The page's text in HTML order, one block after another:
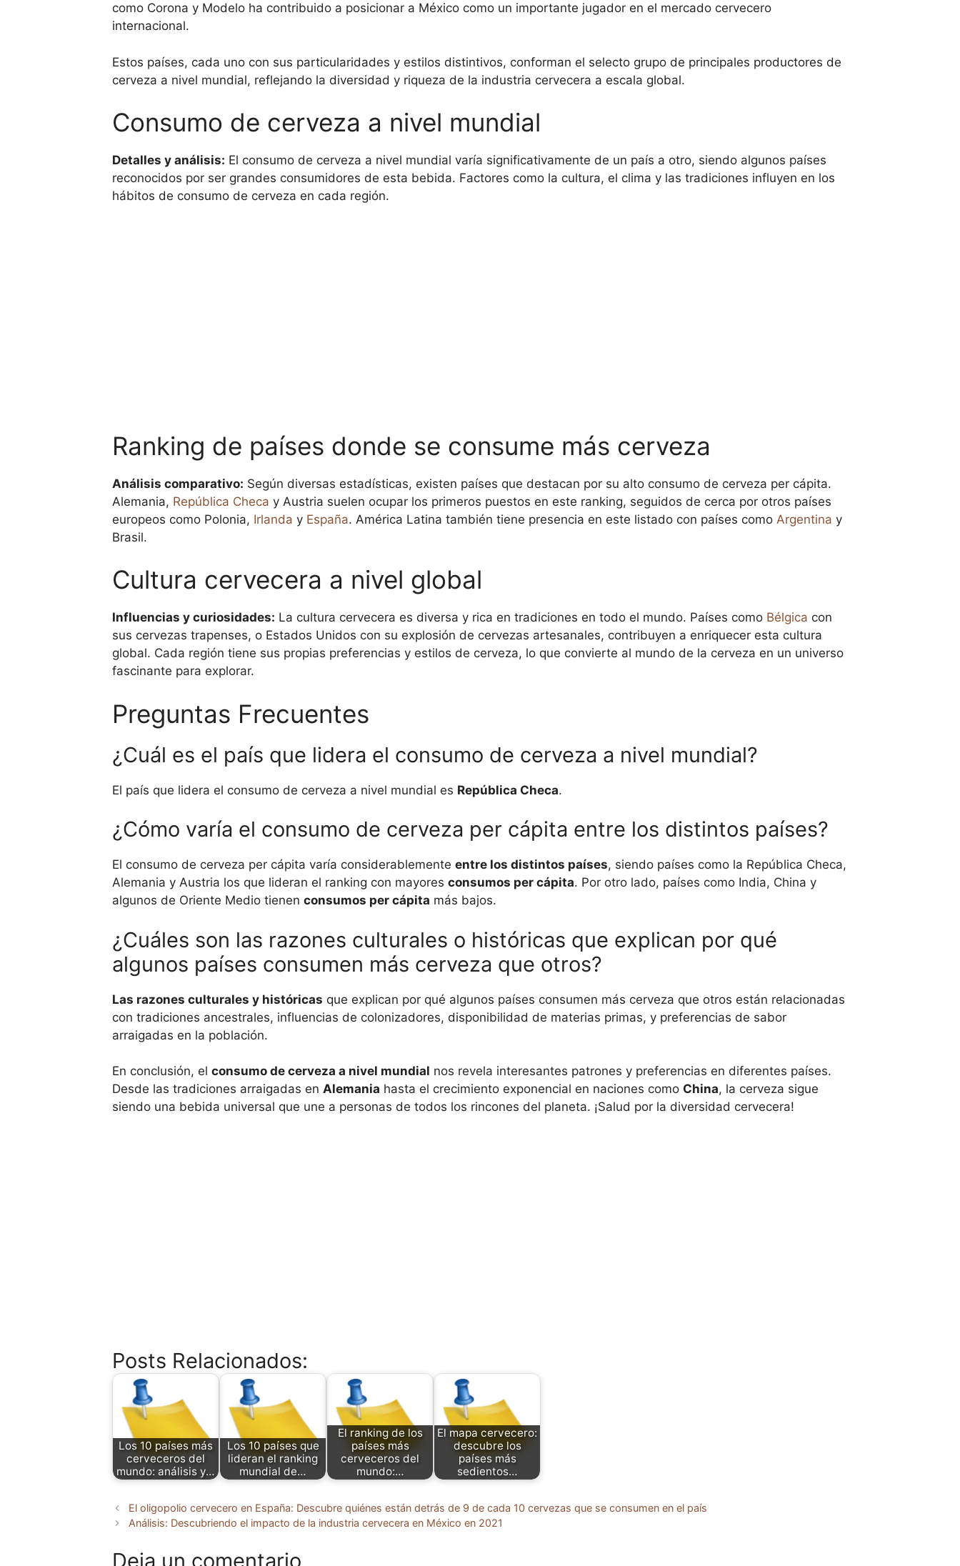
como Corona y Modelo ha contribuido a posicionar a México como un importante jugador en el mercado cervecero
internacional.
Estos países, cada uno con sus particularidades y estilos distintivos, conforman el selecto grupo de principales productores de
cerveza a nivel mundial, reflejando la diversidad y riqueza de la industria cervecera a escala global.
Consumo de cerveza a nivel mundial
Detalles y análisis: El consumo de cerveza a nivel mundial varía significativamente de un país a otro, siendo algunos países
reconocidos por ser grandes consumidores de esta bebida. Factores como la cultura, el clima y las tradiciones influyen en los
hábitos de consumo de cerveza en cada región.
Ranking de países donde se consume más cerveza
Análisis comparativo: Según diversas estadísticas, existen países que destacan por su alto consumo de cerveza per cápita.
Alemania, República Checa y Austria suelen ocupar los primeros puestos en este ranking, seguidos de cerca por otros países
europeos como Polonia, Irlanda y España. América Latina también tiene presencia en este listado con países como Argentina y
Brasil.
Cultura cervecera a nivel global
Influencias y curiosidades: La cultura cervecera es diversa y rica en tradiciones en todo el mundo. Países como Bélgica con
sus cervezas trapenses, o Estados Unidos con su explosión de cervezas artesanales, contribuyen a enriquecer esta cultura
global. Cada región tiene sus propias preferencias y estilos de cerveza, lo que convierte al mundo de la cerveza en un universo
fascinante para explorar.
Preguntas Frecuentes
¿Cuál es el país que lidera el consumo de cerveza a nivel mundial?
El país que lidera el consumo de cerveza a nivel mundial es República Checa.
¿Cómo varía el consumo de cerveza per cápita entre los distintos países?
El consumo de cerveza per cápita varía considerablemente entre los distintos países, siendo países como la República Checa,
Alemania y Austria los que lideran el ranking con mayores consumos per cápita. Por otro lado, países como India, China y
algunos de Oriente Medio tienen consumos per cápita más bajos.
¿Cuáles son las razones culturales o históricas que explican por qué
algunos países consumen más cerveza que otros?
Las razones culturales y históricas que explican por qué algunos países consumen más cerveza que otros están relacionadas
con tradiciones ancestrales, influencias de colonizadores, disponibilidad de materias primas, y preferencias de sabor
arraigadas en la población.
En conclusión, el consumo de cerveza a nivel mundial nos revela interesantes patrones y preferencias en diferentes países.
Desde las tradiciones arraigadas en Alemania hasta el crecimiento exponencial en naciones como China, la cerveza sigue
siendo una bebida universal que une a personas de todos los rincones del planeta. ¡Salud por la diversidad cervecera!
Posts Relacionados:
Los 10 países más
cerveceros del
mundo: análisis y…
Los 10 países que
lideran el ranking
mundial de…
El ranking de los
países más
cerveceros del
mundo:…
El mapa cervecero:
descubre los
países más
sedientos…
El oligopolio cervecero en España: Descubre quiénes están detrás de 9 de cada 10 cervezas que se consumen en el país
Análisis: Descubriendo el impacto de la industria cervecera en México en 2021
Deja un comentario